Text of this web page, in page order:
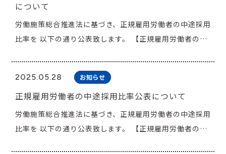
施設管理
人材派遣
採用メッセージ
成長できる制度 働く環境
先輩インタビュー 募集要項
お知らせ
助金申請に精通した当社の専門スタッフが常駐し、
無料のご相談会を開催いたしま
す。 この機会に是非、当社ブースへお越し下さい! ■開
期：2026年8月5日（水）10:00～17:00、8月6日（木）
10:00～16:00 ・会場：岡山コンベンションセンター（岡
山市北区駅元町14-1） ・当社ブース：3F 産業エリア 12
番ブース 詳細は↓↓↓↓ おかやまSDGsフェア2026出展
のお知らせ | JFE西日本ジーエス株式会社
について
労働施策総合推進法に基づき、正規雇用労働者の中途採用
比率を 以下の通り公表致します。 【正規雇用労働者の中
(公表日 ２０２６年 ５月１３日)
2025.05.28 お知らせ
正規雇用労働者の中途採用比率公表について
労働施策総合推進法に基づき、正規雇用労働者の中途採用
比率を 以下の通り公表致します。 【正規雇用労働者の中